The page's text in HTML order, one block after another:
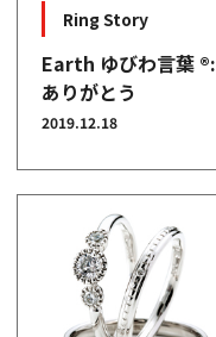
Ring Story
Earth ゆびわ言葉 ®︎:
ありがとう
2019.12.18